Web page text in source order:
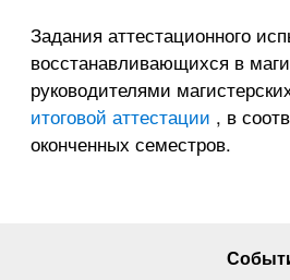
Задания аттестационного
восстанавливающихся в
руководителями
итоговой аттестации , в
оконченных семестров.